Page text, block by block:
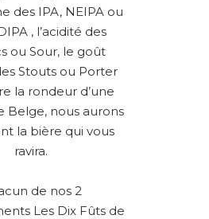
des IPA, NEIPA ou
, l’acidité des
ou Sour, le goût
Stouts ou Porter
la rondeur d’une
Belge, nous aurons
la bière qui vous
ravira.
de nos 2
Les Dix Fûts de